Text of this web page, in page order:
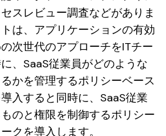
スレビュー調査などがありま
は、アプリケーションの有効
次世代のアプローチをITチー
、SaaS従業員がどのような
かを管理するポリシーベース
入すると同時に、SaaS従業
のと権限を制御するポリシー
クを導入します。